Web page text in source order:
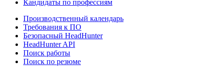
Кандидаты по профессиям
Производственный календарь
Требования к ПО
Безопасный HeadHunter
HeadHunter API
Поиск работы
Поиск по резюме